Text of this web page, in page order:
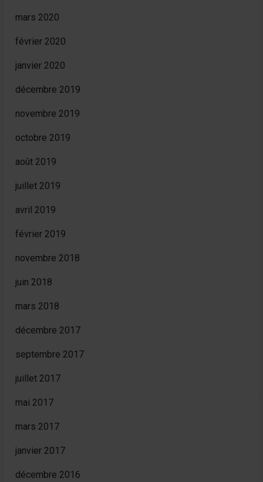
mars 2020
février 2020
janvier 2020
décembre 2019
novembre 2019
octobre 2019
août 2019
juillet 2019
avril 2019
février 2019
novembre 2018
juin 2018
mars 2018
décembre 2017
septembre 2017
juillet 2017
mai 2017
mars 2017
janvier 2017
décembre 2016